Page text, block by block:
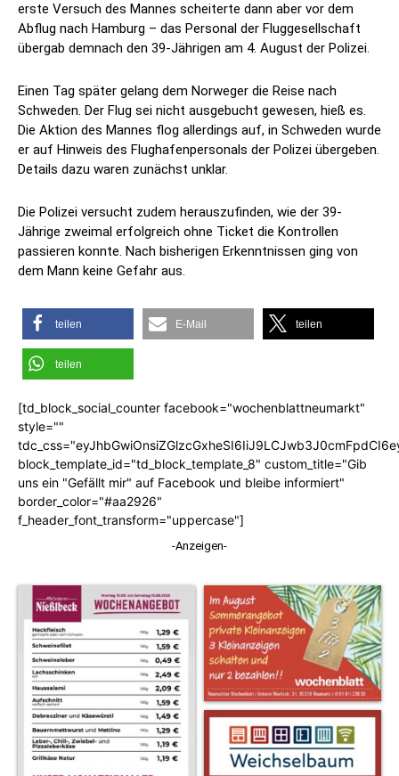
erste Versuch des Mannes scheiterte dann aber vor dem
Abflug nach Hamburg – das Personal der Fluggesellschaft
übergab demnach den 39-Jährigen am 4. August der Polizei.
Einen Tag später gelang dem Norweger die Reise nach
Schweden. Der Flug sei nicht ausgebucht gewesen, hieß es.
Die Aktion des Mannes flog allerdings auf, in Schweden wurde
er auf Hinweis des Flughafenpersonals der Polizei übergeben.
Details dazu waren zunächst unklar.
Die Polizei versucht zudem herauszufinden, wie der 39-
Jährige zweimal erfolgreich ohne Ticket die Kontrollen
passieren konnte. Nach bisherigen Erkenntnissen ging von
dem Mann keine Gefahr aus.
teilen E-Mail teilen
teilen
[td_block_social_counter facebook="wochenblattneumarkt"
style=""
block_template_id="td_block_template_8" custom_title="Gib
uns ein "Gefällt mir" auf Facebook und bleibe informiert"
border_color="#aa2926"
f_header_font_transform="uppercase"]
-Anzeigen-